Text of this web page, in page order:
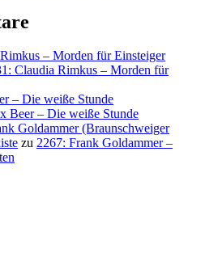
– Morden für Einsteiger
Claudia Rimkus – Morden für
– Die weiße Stunde
Beer – Die weiße Stunde
Goldammer (Braunschweiger
zu 2267: Frank Goldammer –